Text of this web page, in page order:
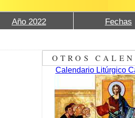
Año 2022 Fechas
OTROS
Calendario Litúrgico